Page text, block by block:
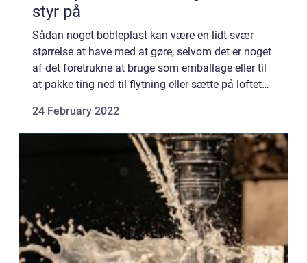
styr på
Sådan noget bobleplast kan være en lidt svær
størrelse at have med at gøre, selvom det er noget
af det foretrukne at bruge som emballage eller til
at pakke ting ned til flytning eller sætte på loftet
24 February 2022